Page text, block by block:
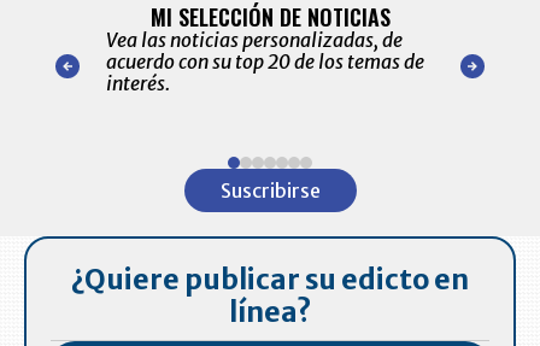
nuestro
para
MI SELECCIÓN DE NOTICIAS
Vea las noticias personalizadas, de
acuerdo con su top 20 de los temas de
interés.
de las
Suscribirse
¿Quiere publicar su edicto en
línea?